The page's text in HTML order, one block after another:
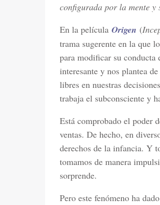
configurada por la mente y
En la película Origen (
trama sugerente en la que
para modificar su conducta
interesante y nos plantea
libres en nuestras
trabaja el subconsciente y
Está comprobado el poder
ventas. De hecho, en
derechos de la infancia. Y
tomamos de manera
sorprende.
Pero este fenómeno ha